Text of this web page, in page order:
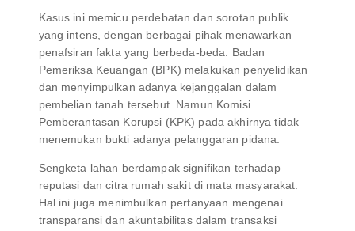
Kasus ini memicu perdebatan dan sorotan publik
yang intens, dengan berbagai pihak menawarkan
penafsiran fakta yang berbeda-beda. Badan
Pemeriksa Keuangan (BPK) melakukan penyelidikan
dan menyimpulkan adanya kejanggalan dalam
pembelian tanah tersebut. Namun Komisi
Pemberantasan Korupsi (KPK) pada akhirnya tidak
menemukan bukti adanya pelanggaran pidana.
Sengketa lahan berdampak signifikan terhadap
reputasi dan citra rumah sakit di mata masyarakat.
Hal ini juga menimbulkan pertanyaan mengenai
transparansi dan akuntabilitas dalam transaksi